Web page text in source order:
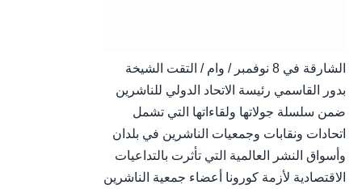
الشارقة في 8 نوفمبر / وام / التقت الشيخة
بدور القاسمي رئيسة الاتحاد الدولي للناشرين
ضمن سلسلة جولاتها ولقاءاتها التي تشمل
اتحادات ونقابات وجمعيات الناشرين في بلدان
وأسواق النشر العالمية التي تأثرت بالتداعيات
الاقتصادية لأزمة كورونا أعضاء جمعية الناشرين